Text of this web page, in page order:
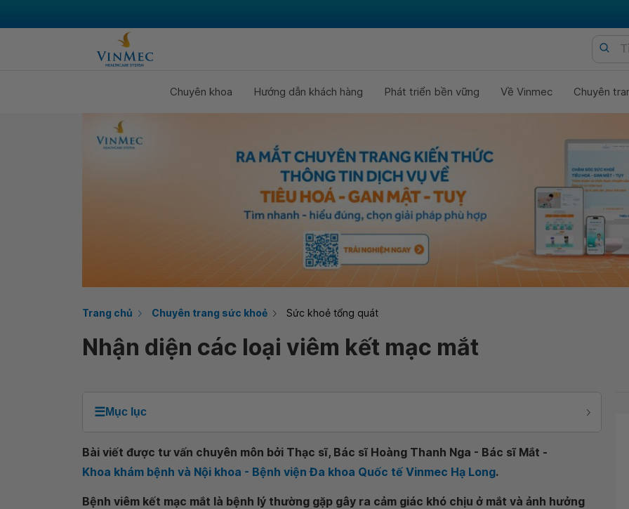
Chuyên khoa Hướng dẫn khách hàng Phát triển bền vững Về Vinmec Chuyên
Trang chủ Chuyên trang sức khoẻ Sức khoẻ tổng quát
Nhận diện các loại viêm kết mạc mắt
☰Mục lục
Bài viết được tư vấn chuyên môn bởi Thạc sĩ, Bác sĩ Hoàng Thanh Nga - Bác sĩ Mắt -
Khoa khám bệnh và Nội khoa - Bệnh viện Đa khoa Quốc tế Vinmec Hạ Long.
Bệnh viêm kết mạc mắt là bệnh lý thường gặp gây ra cảm giác khó chịu ở mắt và ảnh hưởng